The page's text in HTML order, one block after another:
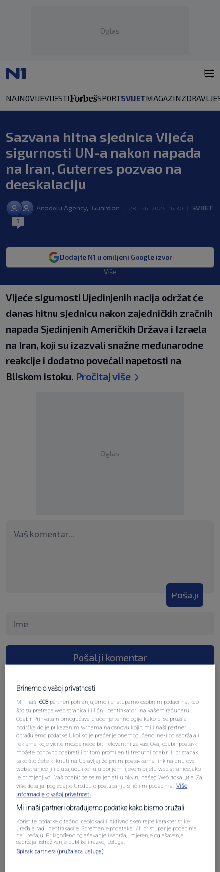
Oglas
NAJNOVIJEVIJESTI SPORTSVIJETMAGAZINZDRAVLJE
Sazvana hitna sjednica Vijeća
sigurnosti UN-a nakon napada
na Iran, Guterres pozvao na
deeskalaciju
Anadolu Agency, Guardian 28. feb. 2026. 16:30 SVIJET
1
Dodajte N1 u omiljeni Google izvor
Više
Vijeće sigurnosti Ujedinjenih nacija održat će
danas hitnu sjednicu nakon zajedničkih zračnih
napada Sjedinjenih Američkih Država i Izraela
na Iran, koji su izazvali snažne međunarodne
reakcije i dodatno povećali napetosti na
Bliskom istoku. Pročitaj više
Oglas
Pošalji
Pošalji komentar
Oglas
Brinemo o vašoj privatnosti
Mi i naši603 partneri pohranjujemo i pristupamo osobnim podacima, kao
što su pretraga web stranica ili lični identifikatori, na vašem računaru .
Odabir Prihvatam omogućava praćenje tehnologije kako bi se pružila
podrška dolje prikazanim svrhama na osnovu kojih mi i naši partneri
obrađujemo podatke Ukoliko je praćenje onemogućeno, neki od sadržaja i
reklama koje vidite možda neće biti relevantni za vas. Ovaj odabir postavki
možete ponovno odabrati i pritom promijeniti trenutni odabir ili pristanak
tako što ćete kliknuti na Upravljaj željenim postavkama link na dnu ove
web stranice [ili plutajuću ikonu u donjem lijevom dijelu web stranice, ako
je primjenjivo]. Vaš odabir će se mijenjati u okviru našeg Wеб локација. Za
više detalja, pogledajte Uredbu o postupanju s ličnim podacima. Više
informacija o vašoj privatnosti
Mi i naši partneri obrađujemo podatke kako bismo pružali:
Koristite podatke o tačnoj geolokaciji. Aktivno skenirajte karakteristike
uređaja radi identifikacije. Spremanje podataka i/ili pristupanje podacima
na uređaju. Prilagođeno oglašavanje i sadržaj, mjerenje oglašavanja i
sadržaja, istraživanje publike i razvoj usluga.
Spisak partnera (pružalaca usluga)